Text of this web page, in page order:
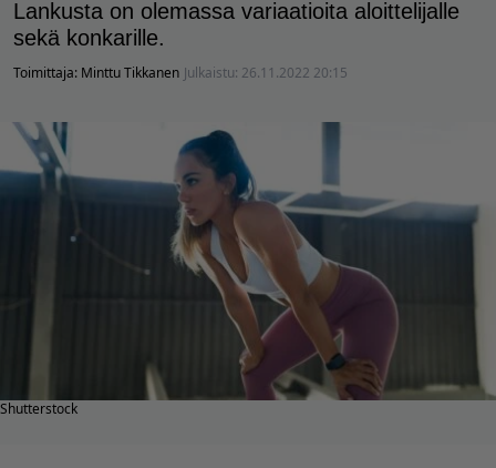
Lankusta on olemassa variaatioita aloittelijalle
sekä konkarille.
Toimittaja: Minttu Tikkanen Julkaistu: 26.11.2022 20:15
Shutterstock